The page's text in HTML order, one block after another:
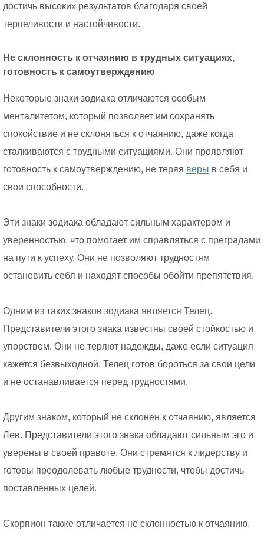
достичь высоких результатов благодаря своей
терпеливости и настойчивости.
Не склонность к отчаянию в трудных ситуациях,
готовность к самоутверждению
Некоторые знаки зодиака отличаются особым
менталитетом, который позволяет им сохранять
спокойствие и не склоняться к отчаянию, даже когда
сталкиваются с трудными ситуациями. Они проявляют
готовность к самоутверждению, не теряя веры в себя и
свои способности.
Эти знаки зодиака обладают сильным характером и
уверенностью, что помогает им справляться с преградами
на пути к успеху. Они не позволяют трудностям
остановить себя и находят способы обойти препятствия.
Одним из таких знаков зодиака является Телец.
Представители этого знака известны своей стойкостью и
упорством. Они не теряют надежды, даже если ситуация
кажется безвыходной. Телец готов бороться за свои цели
и не останавливается перед трудностями.
Другим знаком, который не склонен к отчаянию, является
Лев. Представители этого знака обладают сильным эго и
уверены в своей правоте. Они стремятся к лидерству и
готовы преодолевать любые трудности, чтобы достичь
поставленных целей.
Скорпион также отличается не склонностью к отчаянию.